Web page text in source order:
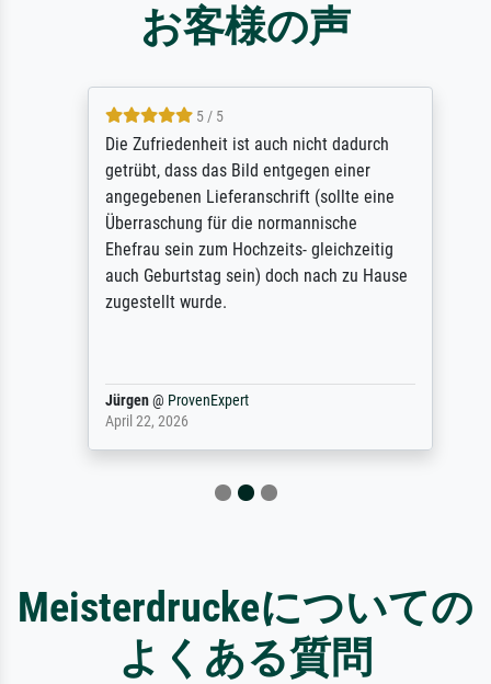
お客様の声
5 / 5
Die Zufriedenheit ist auch nicht dadurch
getrübt, dass das Bild entgegen einer
angegebenen Lieferanschrift (sollte eine
Überraschung für die normannische
Ehefrau sein zum Hochzeits- gleichzeitig
auch Geburtstag sein) doch nach zu Hause
zugestellt wurde.
Jürgen@ProvenExpert
April 22, 2026
Meisterdruckeについての
よくある質問